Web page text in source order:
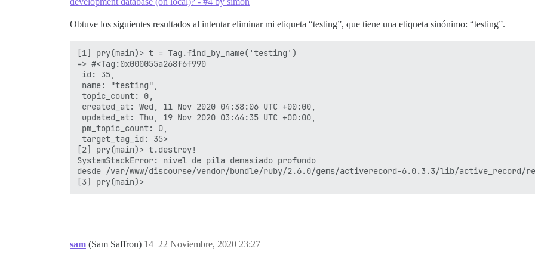
Obtuve los siguientes resultados al intentar eliminar mi etiqueta “testing”, que tiene una etiqueta sinónimo: “testing”.
[1] pry(main)> t = Tag.find_by_name('testing')
=> #<Tag:0x000055a268f6f990
id: 35,
name: "testing",
topic_count: 0,
created_at: Wed, 11 Nov 2020 04:38:06 UTC +00:00,
updated_at: Thu, 19 Nov 2020 03:44:35 UTC +00:00,
pm_topic_count: 0,
target_tag_id: 35>
[2] pry(main)> t.destroy!
SystemStackError: nivel de pila demasiado profundo
desde /var/www/discourse/vendor/bundle/ruby/2.6.0/gems/activerecord-6.0.3.3/lib/
sam (Sam Saffron) 22 Noviembre, 2020 23:27
14